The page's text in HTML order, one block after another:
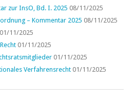
zur InsO, Bd. I. 2025 08/11/2025
– Kommentar 2025 08/11/2025
01/11/2025
01/11/2025
01/11/2025
Verfahrensrecht 01/11/2025